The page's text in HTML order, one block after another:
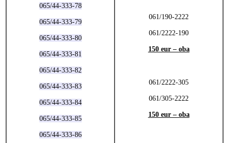
065/44-333-78
065/44-333-79
065/44-333-80
065/44-333-81
065/44-333-82
065/44-333-83
065/44-333-84
065/44-333-85
065/44-333-86
061/190-2222
061/2222-190
150 eur – oba
061/2222-305
061/305-2222
150 eur – oba